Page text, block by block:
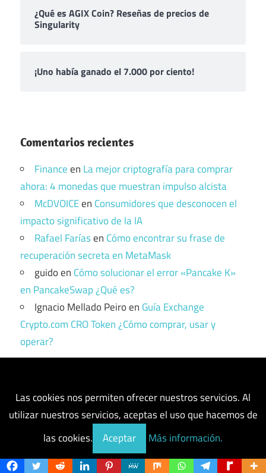
¿Qué es AGIX Coin? Reseñas de precios de
Singularity
¡Uno había ganado el 7.000 por ciento!
Comentarios recientes
Financeen La mejor criptografía para comprar
ahora: 4 monedas que muestran impulso alcista
McDVOICEen Consumidores que desconocen el
impacto significativo de la IA
Rafael Faríasen Cómo encontrar su frase de
recuperación secreta en MetaMask
guidoen Cómo solucionar el error «Pancake K»
en PancakeSwap ¿Qué es?
Ignacio Mellado Peiroen Guía Exchange
Crypto.com CRO Token ¿Cómo comprar, usar y
operar?
Acciones de CBIZ (CBZ): aumentan un 17% cuando
Grant Thornton presenta un acuerdo de adquisición
de 5 mil millones de dólares
Tether obtiene la aprobación de la Shariah para
Las cookies nos permiten ofrecer nuestros servicios. Al
utilizar nuestros servicios, aceptas el uso que hacemos de
las cookies.
Aceptar Más información.